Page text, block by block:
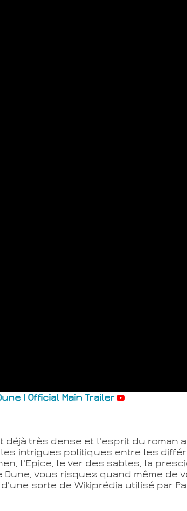
| Official Main Trailer
très dense et l'esprit du roman
intrigues politiques entre les
l'Epice, le ver des sables, la
vous risquez quand même de
sorte de Wikiprédia utilisé par